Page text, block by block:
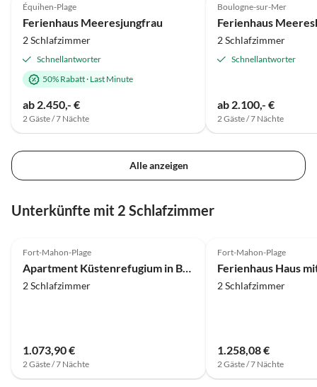
Équihen-Plage
Ferienhaus Meeresjungfrau
2 Schlafzimmer
Schnellantworter
50% Rabatt· Last Minute
ab 2.450,- €
2 Gäste / 7 Nächte
Boulogne-sur-Mer
2 Schlafzimmer
Schnellantworter
ab 2.100,- €
2 Gäste / 7 Nächte
Alle anzeigen
Unterkünfte mit 2 Schlafzimmer
Fort-Mahon-Plage
Apartment Küstenrefugium in Belle Dune
2 Schlafzimmer
1.073,90 €
2 Gäste / 7 Nächte
Fort-Mahon-Plage
2 Schlafzimmer
1.258,08 €
2 Gäste / 7 Nächte